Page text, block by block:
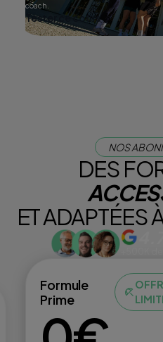
coach.
Tester ce cours
NOS
DES
ET ADAPTÉES
Formule
Prime